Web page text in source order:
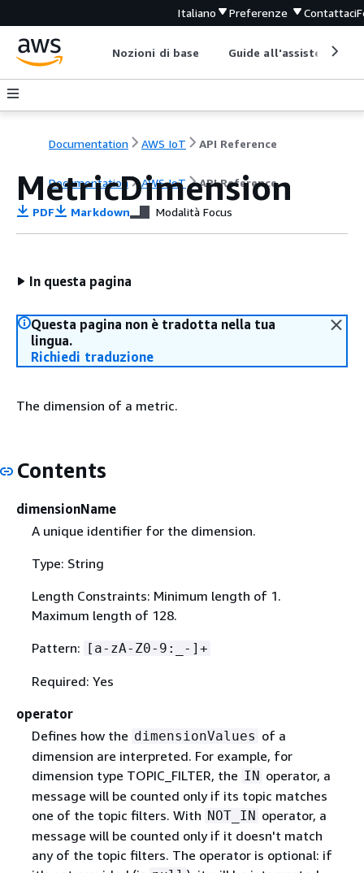
Italiano Preferenze Contattaci
Nozioni di base Guide all'assistenza
Documentation AWS IoT API Reference
Documentation AWS IoT API Reference
MetricDimension
PDF Markdown Modalità Focus
In questa pagina
Questa pagina non è tradotta nella tua
lingua.
Richiedi traduzione
The dimension of a metric.
Contents
dimensionName
A unique identifier for the dimension.
Type: String
Length Constraints: Minimum length of 1.
Maximum length of 128.
Pattern: [a-zA-Z0-9:_-]+
Required: Yes
operator
Defines how the dimensionValues of a
dimension are interpreted. For example, for
dimension type TOPIC_FILTER, the IN operator, a
message will be counted only if its topic matches
one of the topic filters. With NOT_IN operator, a
message will be counted only if it doesn't match
any of the topic filters. The operator is optional: if